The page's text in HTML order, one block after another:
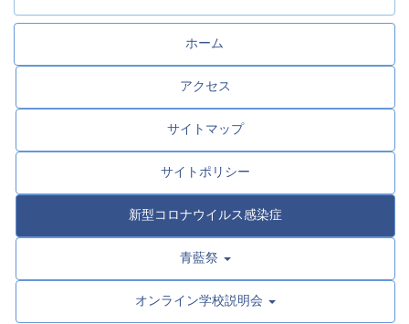
ホーム
アクセス
サイトマップ
サイトポリシー
新型コロナウイルス感染症
青藍祭
オンライン学校説明会